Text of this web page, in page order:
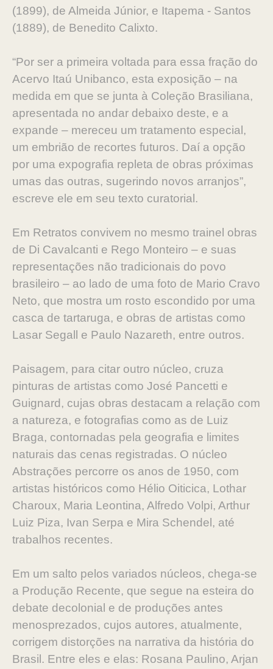
(1899), de Almeida Júnior, e Itapema - Santos
(1889), de Benedito Calixto.
“Por ser a primeira voltada para essa fração do
Acervo Itaú Unibanco, esta exposição – na
medida em que se junta à Coleção Brasiliana,
apresentada no andar debaixo deste, e a
expande – mereceu um tratamento especial,
um embrião de recortes futuros. Daí a opção
por uma expografia repleta de obras próximas
umas das outras, sugerindo novos arranjos”,
escreve ele em seu texto curatorial.
Em Retratos convivem no mesmo trainel obras
de Di Cavalcanti e Rego Monteiro – e suas
representações não tradicionais do povo
brasileiro – ao lado de uma foto de Mario Cravo
Neto, que mostra um rosto escondido por uma
casca de tartaruga, e obras de artistas como
Lasar Segall e Paulo Nazareth, entre outros.
Paisagem, para citar outro núcleo, cruza
pinturas de artistas como José Pancetti e
Guignard, cujas obras destacam a relação com
a natureza, e fotografias como as de Luiz
Braga, contornadas pela geografia e limites
naturais das cenas registradas. O núcleo
Abstrações percorre os anos de 1950, com
artistas históricos como Hélio Oiticica, Lothar
Charoux, Maria Leontina, Alfredo Volpi, Arthur
Luiz Piza, Ivan Serpa e Mira Schendel, até
trabalhos recentes.
Em um salto pelos variados núcleos, chega-se
a Produção Recente, que segue na esteira do
debate decolonial e de produções antes
menosprezados, cujos autores, atualmente,
corrigem distorções na narrativa da história do
Brasil. Entre eles e elas: Rosana Paulino, Arjan